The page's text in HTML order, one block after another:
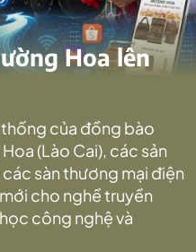
Hoa lên
của đồng bào
(Lào Cai), các sản
sàn thương mại điện
cho nghề truyền
công nghệ và